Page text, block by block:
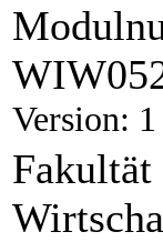
Version: 1
Fakultät